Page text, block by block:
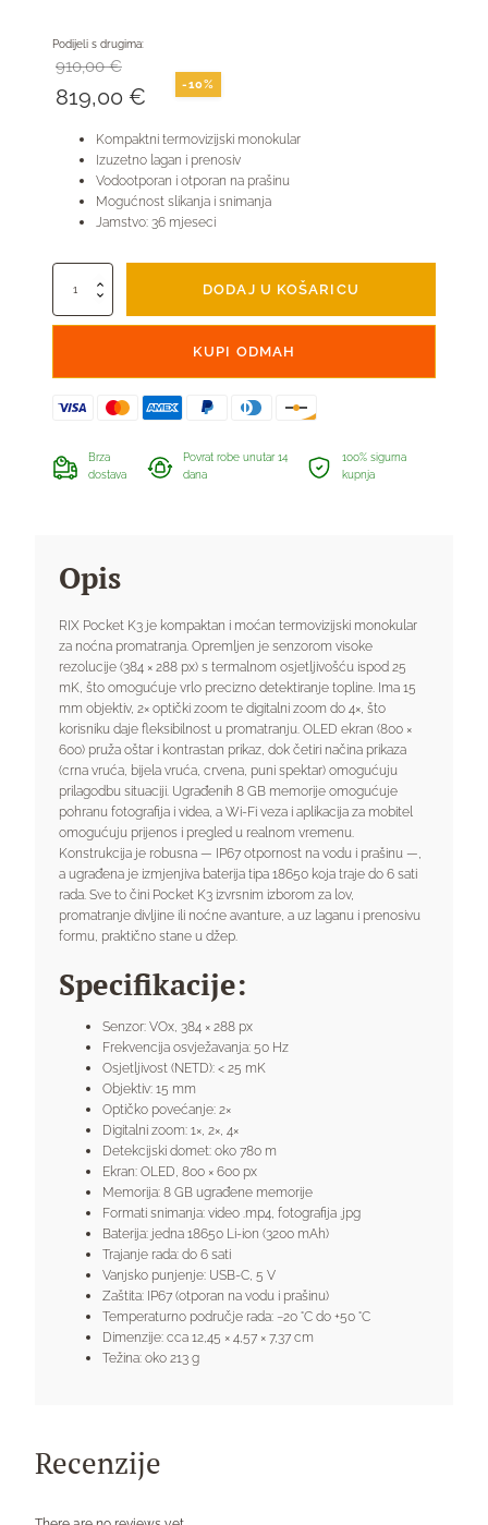
Podijeli s drugima:
910,00€
Izvorna
cijena
bila
819,00 €
Trenutna
cijena
je:
819,00 €.
-10%
Kompaktni termovizijski monokular
Izuzetno lagan i prenosiv
Vodootporan i otporan na prašinu
Mogućnost slikanja i snimanja
Jamstvo: 36 mjeseci
Termalni
osmatrač
-
količina
DODAJ U KOŠARICU
KUPI ODMAH
Brza
dostava
Povrat robe unutar 14
dana
100% sigurna
kupnja
Opis
RIX Pocket K3 je kompaktan i moćan termovizijski monokular
za noćna promatranja. Opremljen je senzorom visoke
rezolucije (384 × 288 px) s termalnom osjetljivošću ispod 25
mK, što omogućuje vrlo precizno detektiranje topline. Ima 15
mm objektiv, 2× optički zoom te digitalni zoom do 4×, što
korisniku daje fleksibilnost u promatranju. OLED ekran (800 ×
600) pruža oštar i kontrastan prikaz, dok četiri načina prikaza
(crna vruća, bijela vruća, crvena, puni spektar) omogućuju
prilagodbu situaciji. Ugrađenih 8 GB memorije omogućuje
pohranu fotografija i videa, a Wi-Fi veza i aplikacija za mobitel
omogućuju prijenos i pregled u realnom vremenu.
Konstrukcija je robusna — IP67 otpornost na vodu i prašinu —,
a ugrađena je izmjenjiva baterija tipa 18650 koja traje do 6 sati
rada. Sve to čini Pocket K3 izvrsnim izborom za lov,
promatranje divljine ili noćne avanture, a uz laganu i prenosivu
formu, praktično stane u džep.
Specifikacije:
Senzor: VOx, 384 × 288 px
Frekvencija osvježavanja: 50 Hz
Osjetljivost (NETD): < 25 mK
Objektiv: 15 mm
Optičko povećanje: 2×
Digitalni zoom: 1×, 2×, 4×
Detekcijski domet: oko 780 m
Ekran: OLED, 800 × 600 px
Memorija: 8 GB ugrađene memorije
Formati snimanja: video .mp4, fotografija .jpg
Baterija: jedna 18650 Li-ion (3200 mAh)
Trajanje rada: do 6 sati
Vanjsko punjenje: USB-C, 5 V
Zaštita: IP67 (otporan na vodu i prašinu)
Temperaturno područje rada: −20 °C do +50 °C
Dimenzije: cca 12,45 × 4,57 × 7,37 cm
Težina: oko 213 g
Recenzije